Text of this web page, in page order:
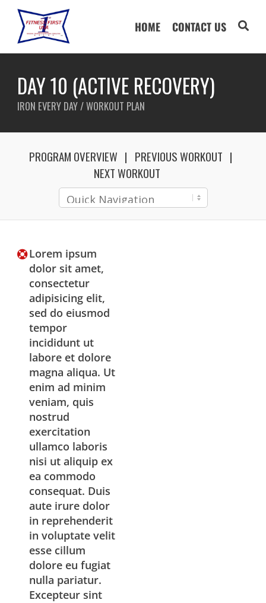
HOME CONTACT US
DAY 10 (ACTIVE RECOVERY)
IRON EVERY DAY / WORKOUT PLAN
PROGRAM OVERVIEW
PREVIOUS WORKOUT
NEXT WORKOUT
Lorem ipsum
dolor sit amet,
consectetur
adipisicing elit,
sed do eiusmod
tempor
incididunt ut
labore et dolore
magna aliqua. Ut
enim ad minim
veniam, quis
nostrud
exercitation
ullamco laboris
nisi ut aliquip ex
ea commodo
consequat. Duis
aute irure dolor
in reprehenderit
in voluptate velit
esse cillum
dolore eu fugiat
nulla pariatur.
Excepteur sint